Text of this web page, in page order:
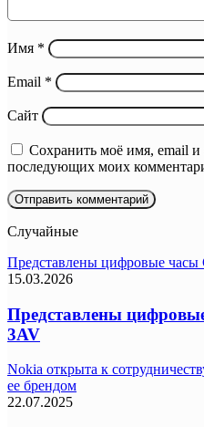
Имя *
Email *
Сайт
Сохранить моё имя, email и
последующих моих
Случайные
Представлены цифровые
15.03.2026
Представлены
3AV
Nokia открыта к
ее брендом
22.07.2025